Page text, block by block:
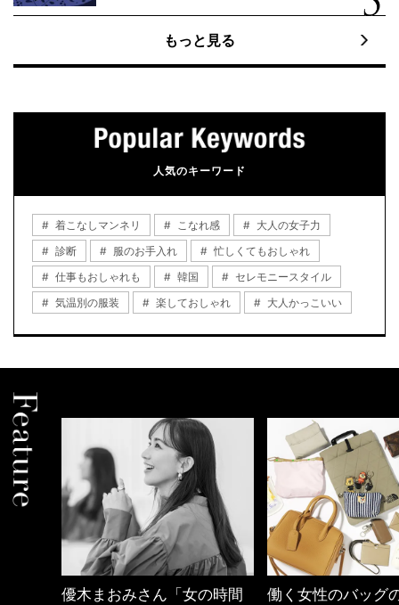
もっと見る
人気のキーワード
着こなしマンネリ こなれ感
大人の女子力
診断
服のお手入れ
忙しくてもおしゃれ
仕事もおしゃれも
韓国
セレモニースタイル
気温別の服装
楽しておしゃれ 大人かっこいい
優木まおみさん「女の時間
働く女性のバッグ